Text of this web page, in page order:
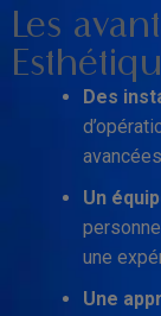
Les
Des
Un
une
Une